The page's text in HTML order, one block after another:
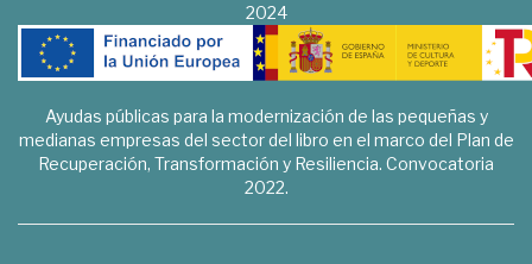
2024
Ayudas públicas para la modernización de las pequeñas y
medianas empresas del sector del libro en el marco del Plan de
Recuperación, Transformación y Resiliencia. Convocatoria
2022.